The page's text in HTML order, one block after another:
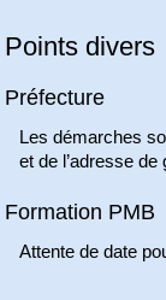
Points divers
Préfecture
Les démarches
et de l’adresse
Formation PMB
Attente de date